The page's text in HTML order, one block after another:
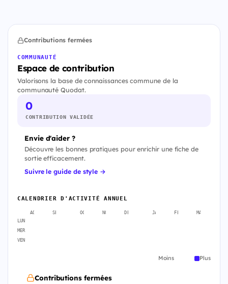
Contributions fermées
COMMUNAUTÉ
Espace de contribution
Valorisons la base de connaissances commune de la
communauté Quodat.
0
CONTRIBUTION VALIDÉE
Envie d'aider ?
Découvre les bonnes pratiques pour enrichir une fiche de
sortie efficacement.
Suivre le guide de style →
CALENDRIER D'ACTIVITÉ ANNUEL
AOÛT SEPT. OCT. NOV. DÉC. JANV. FÉVR. MARS
LUN
MER
VEN
Moins Plus
Contributions fermées